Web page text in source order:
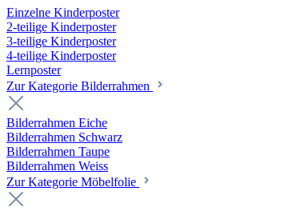
Einzelne Kinderposter
2-teilige Kinderposter
3-teilige Kinderposter
4-teilige Kinderposter
Lernposter
Zur Kategorie Bilderrahmen
Bilderrahmen Eiche
Bilderrahmen Schwarz
Bilderrahmen Taupe
Bilderrahmen Weiss
Zur Kategorie Möbelfolie